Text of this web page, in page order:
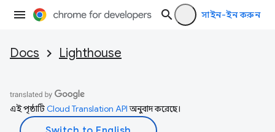
সাইন-ইন করুন
Docs Lighthouse
এই পৃষ্ঠাটিCloud Translation APIঅনুবাদ করেছে।